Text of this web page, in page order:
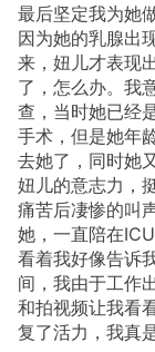
最后坚定我为她
因为她的乳腺出
来，妞儿才表现
了，怎么办。我
查，当时她已经
手术，但是她年
去她了，同时她
妞儿的意志力，
痛苦后凄惨的叫
她，一直陪在
看着我好像告诉
间，我由于工作
和拍视频让我看
复了活力，我真